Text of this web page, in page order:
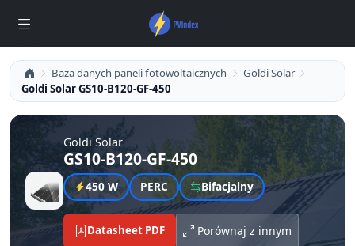
Baza danych paneli fotowoltaicznych
Goldi Solar
Goldi Solar GS10-B120-GF-450
Goldi Solar
GS10-B120-GF-450
450 W PERC Bifacjalny
Datasheet PDF Porównaj z innym